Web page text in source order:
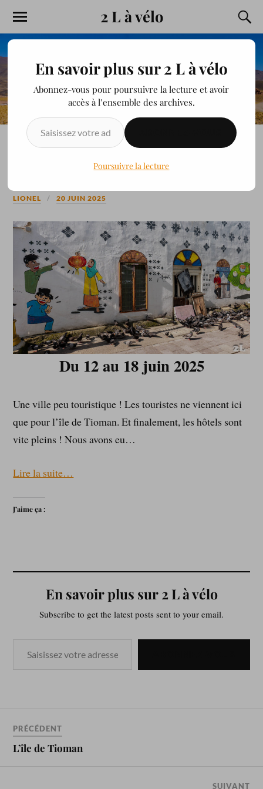
2 L à vélo
De Mersing à Singapour
LIONEL 20 JUIN 2025
Du 12 au 18 juin 2025
Une ville peu touristique ! Les touristes ne viennent ici
que pour l’île de Tioman. Et finalement, les hôtels sont
vite pleins ! Nous avons eu…
Lire la suite…
J’aime ça :
En savoir plus sur 2 L à vélo
Subscribe to get the latest posts sent to your email.
PRÉCÉDENT
L’île de Tioman
SUIVANT
En savoir plus sur 2 L à vélo
Abonnez-vous pour poursuivre la lecture et avoir
accès à l’ensemble des archives.
Poursuivre la lecture